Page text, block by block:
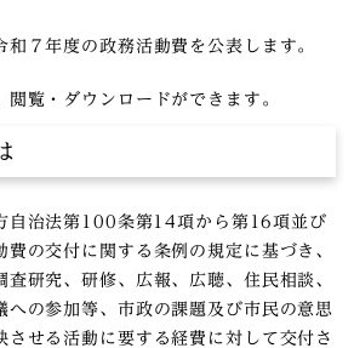
和７年度の政務活動費を公表します。
閲覧・ダウンロードができます。
自治法第100条第14項から第16項並び
費の交付に関する条例の規定に基づき、
研究、研修、広報、広聴、住民相談、
への参加等、市政の課題及び市民の意思
させる活動に要する経費に対して交付さ